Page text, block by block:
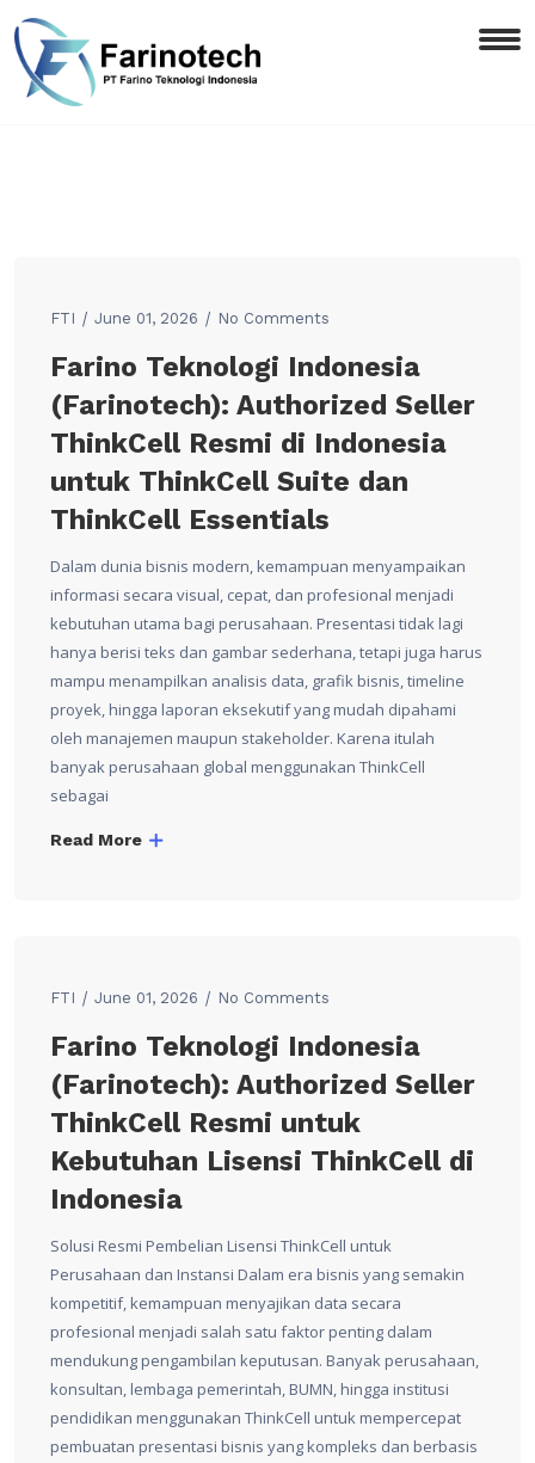
FTI June 01, 2026 No Comments
Farino Teknologi Indonesia
(Farinotech): Authorized Seller
ThinkCell Resmi di Indonesia
untuk ThinkCell Suite dan
ThinkCell Essentials
Dalam dunia bisnis modern, kemampuan menyampaikan
informasi secara visual, cepat, dan profesional menjadi
kebutuhan utama bagi perusahaan. Presentasi tidak lagi
hanya berisi teks dan gambar sederhana, tetapi juga harus
mampu menampilkan analisis data, grafik bisnis, timeline
proyek, hingga laporan eksekutif yang mudah dipahami
oleh manajemen maupun stakeholder. Karena itulah
banyak perusahaan global menggunakan ThinkCell
sebagai
Read More
FTI June 01, 2026 No Comments
Farino Teknologi Indonesia
(Farinotech): Authorized Seller
ThinkCell Resmi untuk
Kebutuhan Lisensi ThinkCell di
Indonesia
Solusi Resmi Pembelian Lisensi ThinkCell untuk
Perusahaan dan Instansi Dalam era bisnis yang semakin
kompetitif, kemampuan menyajikan data secara
profesional menjadi salah satu faktor penting dalam
mendukung pengambilan keputusan. Banyak perusahaan,
konsultan, lembaga pemerintah, BUMN, hingga institusi
pendidikan menggunakan ThinkCell untuk mempercepat
pembuatan presentasi bisnis yang kompleks dan berbasis